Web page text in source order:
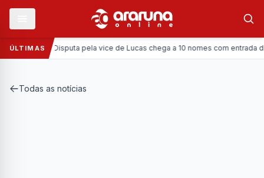
ÚLTIMAS
Política:Disputa pela vice de Lucas chega a 10 nomes com entrada da
Todas as notícias